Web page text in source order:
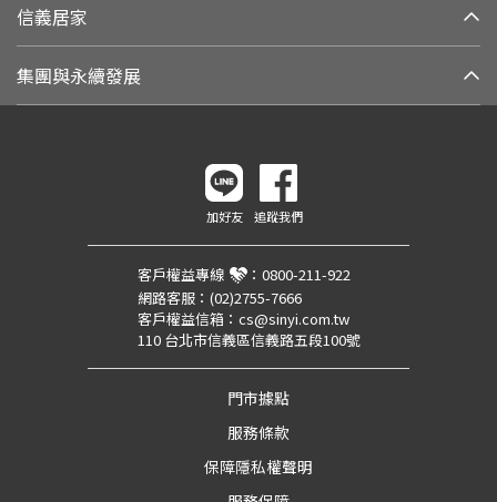
信義居家
集團與永續發展
加好友 追蹤我們
客戶權益專線 ： 0800-211-922
網路客服： (02)2755-7666
客戶權益信箱： cs@sinyi.com.tw
110 台北市信義區信義路五段100號
門市據點
服務條款
保障隱私權聲明